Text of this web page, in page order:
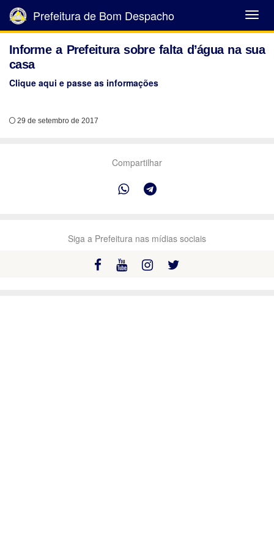
Abrir
Menu
Prefeitura de Bom Despacho
Informe a Prefeitura sobre falta d’água na sua
casa
Clique aqui e passe as informações
29 de setembro de 2017
Compartilhar
Siga a Prefeitura nas mídias sociais